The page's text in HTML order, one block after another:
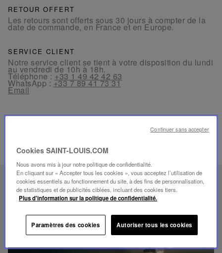
RETOUR OFFERT
Les retours sont offerts sous 30 jours à compter de la
date de commande, en France et en Europe.
SERVICE CLIENT
Notre service client se tient à votre disposition du lundi
au vendredi de 10h à 18h.
Téléphone : +33 1 49 42 42 63
WhatsApp : +33 7 89 41 73 31
Email
PRODUITS ASSOCIÉS
FOLIA
SAVOIR-FAIRE UNIQUE
Cookies SAINT-LOUIS.COM
Nous avons mis à jour notre politique de confidentialité.
En cliquant sur « Accepter tous les cookies », vous acceptez l’utilisation de
cookies essentiels au fonctionnement du site, à des fins de personnalisation,
de statistiques et de publicités ciblées, incluant des cookies tiers.
Plus d'information sur la politique de confidentialité.
Paramètres des cookies Autoriser tous les cookies
Continuer sans accepter